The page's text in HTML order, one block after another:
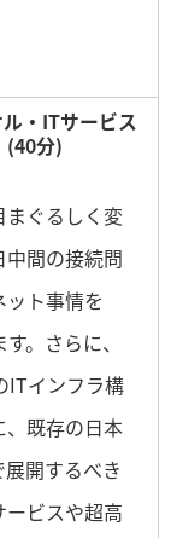
・ITサービス
(40分)
ぐるしく変
間の接続問
ト事情を
。さらに、
ITインフラ構
、既存の日本
開するべき
ビスや超高